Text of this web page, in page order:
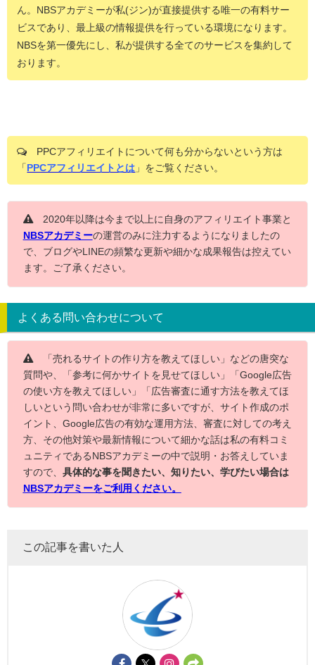
ん。NBSアカデミーが私(ジン)が直接提供する唯一の有料サー
ビスであり、最上級の情報提供を行っている環境になります。
NBSを第一優先にし、私が提供する全てのサービスを集約して
おります。
PPCアフィリエイトについて何も分からないという方は
「 PPCアフィリエイトとは 」をご覧ください。
2020年以降は今まで以上に自身のアフィリエイト事業と
NBSアカデミーの運営のみに注力するようになりましたの
で、ブログやLINEの頻繁な更新や細かな成果報告は控えてい
ます。ご了承ください。
よくある問い合わせについて
「売れるサイトの作り方を教えてほしい」などの唐突な
質問や、「参考に何かサイトを見せてほしい」「Google広告
の使い方を教えてほしい」「広告審査に通す方法を教えてほ
しいという問い合わせが非常に多いですが、サイト作成のポ
イント、Google広告の有効な運用方法、審査に対しての考え
方、その他対策や最新情報について細かな話は私の有料コミ
ュニティであるNBSアカデミーの中で説明・お答えしていま
すので、 具体的な事を聞きたい、知りたい、学びたい場合は
NBSアカデミーをご利用ください。
この記事を書いた人